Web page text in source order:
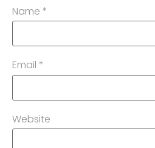
Name *
Email *
Website